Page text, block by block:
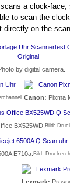
a clock-
to scan the
directly on the
by digital camera.
Canon: Pixma
BX525WD. Bild:
E710a. Bild: